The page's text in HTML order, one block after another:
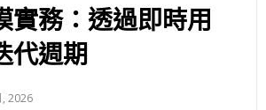
實務：透過即時用
代週期
, 2026